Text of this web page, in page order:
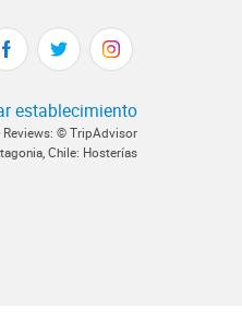
establecimiento
Reviews: © TripAdvisor
Chile: Hosterías